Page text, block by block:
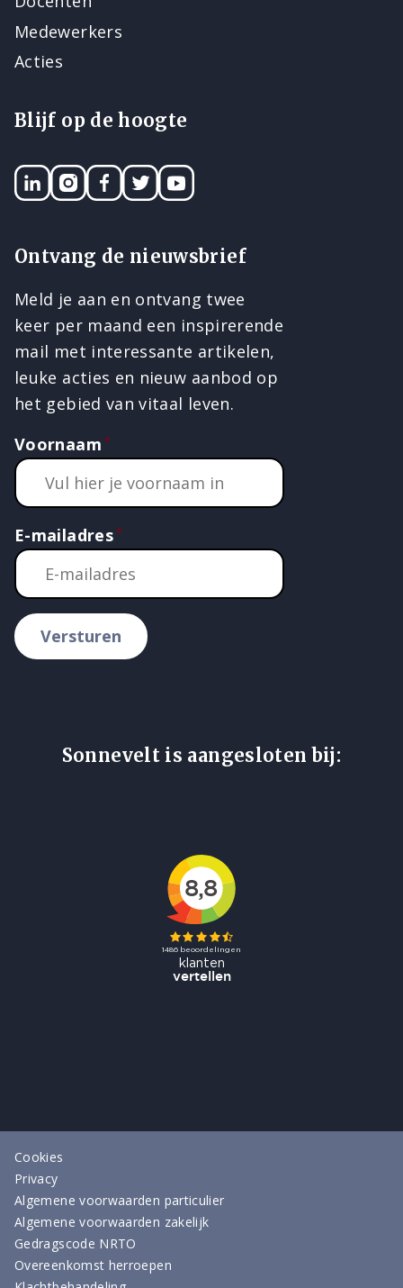
Medewerkers
Acties
Blijf op de hoogte
LinkedINInstagram
Facebook
TwitterYouTube
Ontvang de nieuwsbrief
Meld je aan en ontvang twee
keer per maand een inspirerende
mail met interessante artikelen,
leuke acties en nieuw aanbod op
het gebied van vitaal leven.
Voornaam
E-mailadres
Versturen
Sonnevelt is aangesloten bij:
Cookies
Privacy
Algemene voorwaarden particulier
Algemene voorwaarden zakelijk
Gedragscode NRTO
Overeenkomst herroepen